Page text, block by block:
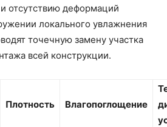
отсутствию деформаций
локального увлажнения
точечную замену участка
всей конструкции.
Плотность Влагопоглощение